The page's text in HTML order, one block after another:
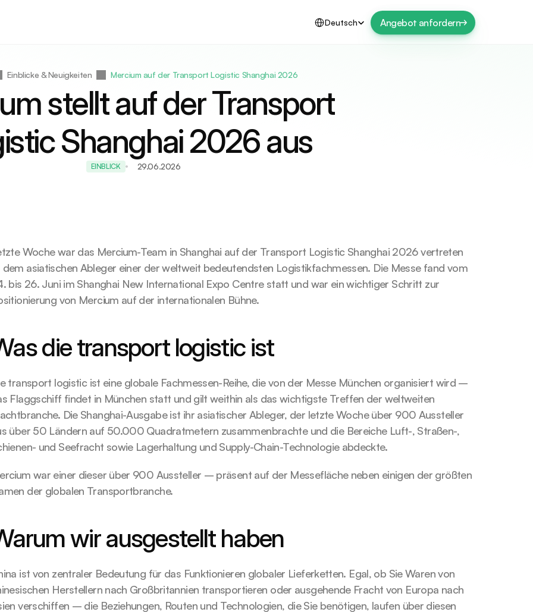
Deutsch Angebot anfordern
Einblicke & Neuigkeiten Mercium auf der Transport Logistic Shanghai 2026
stellt auf der Transport
Shanghai 2026 aus
EINBLICK 29.06.2026
Woche war das Mercium-Team in Shanghai auf der Transport Logistic Shanghai 2026 vertreten
asiatischen Ableger einer der weltweit bedeutendsten Logistikfachmessen. Die Messe fand vom
bis 26. Juni im Shanghai New International Expo Centre statt und war ein wichtiger Schritt zur
von Mercium auf der internationalen Bühne.
die transport logistic ist
transport logistic ist eine globale Fachmessen-Reihe, die von der Messe München organisiert wird –
Flaggschiff findet in München statt und gilt weithin als das wichtigste Treffen der weltweiten
Die Shanghai-Ausgabe ist ihr asiatischer Ableger, der letzte Woche über 900 Aussteller
über 50 Ländern auf 50.000 Quadratmetern zusammenbrachte und die Bereiche Luft-, Straßen-,
und Seefracht sowie Lagerhaltung und Supply-Chain-Technologie abdeckte.
war einer dieser über 900 Aussteller – präsent auf der Messefläche neben einigen der größten
der globalen Transportbranche.
wir ausgestellt haben
ist von zentraler Bedeutung für das Funktionieren globaler Lieferketten. Egal, ob Sie Waren von
Herstellern nach Großbritannien transportieren oder ausgehende Fracht von Europa nach
verschiffen – die Beziehungen, Routen und Technologien, die Sie benötigen, laufen über diesen